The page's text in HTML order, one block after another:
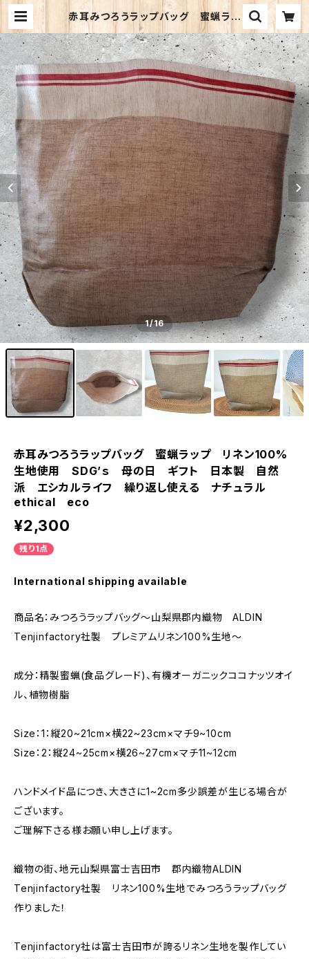
赤耳みつろうラップバッグ 蜜蝋ラッ
プ リネン100%生地使用 SD
G’ｓ 母の日 ギフト 日本製 自然
派 エシカルライフ 繰り返し使え
る ナチュラル ethical eco | w
a_on works
1/16
赤耳みつろうラップバッグ 蜜蝋ラップ リネン100%
生地使用 SDG’ｓ 母の日 ギフト 日本製 自然
派 エシカルライフ 繰り返し使える ナチュラル
ethical eco
¥2,300
残り1点
International shipping available
商品名：みつろうラップバッグ〜山梨県郡内織物 ALDIN
Tenjinfactory社製 プレミアムリネン100%生地〜
成分：精製蜜蝋(食品グレード)、有機オーガニックココナッツオイ
ル、植物樹脂
Size：1：縦20~21cm×横22~23cm×マチ9~10cm
Size：2：縦24~25cm×横26~27cm×マチ11~12cm
ハンドメイド品につき、大きさに1~2cm多少誤差が生じる場合が
ございます。
ご理解下さる様お願い申し上げます。
織物の街、地元山梨県富士吉田市 郡内織物ALDIN
Tenjinfactory社製 リネン100%生地でみつろうラップバッグ
作りました！
Tenjinfactory社は富士吉田市が誇るリネン生地を製作してい